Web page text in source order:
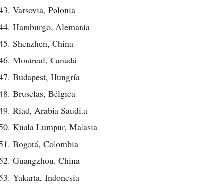
Varsovia, Polonia
Hamburgo, Alemania
Shenzhen, China
Montreal, Canadá
Budapest, Hungría
Bruselas, Bélgica
Riad, Arabia Saudita
Kuala Lumpur, Malasia
Bogotá, Colombia
Guangzhou, China
Yakarta, Indonesia